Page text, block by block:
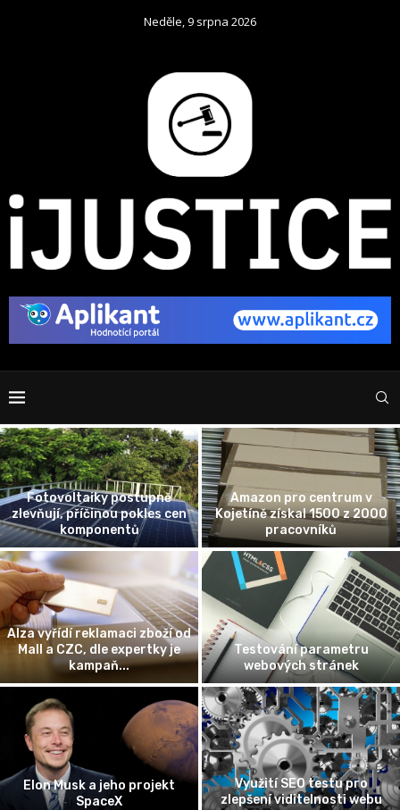
Neděle, 9 srpna 2026
Jak fungují recenze firem na
internetu
Zaměstnanec na „střídačku“?
Nastupuje éra Cross-
Company Mobility
Možnost porovnání nabídek
pojištění domácnosti
Žena vyhrála soud s bankou
ohledně poplatku za
předčasné splacení úvěru
K českým kořenům či identitě
se v USA hlásilo 1,4 milionu lidí
Schránka se vzorky z
planetky Bennu úspěšně
přistála v poušti v USA